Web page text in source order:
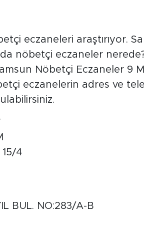
eczaneleri araştırıyor.
nöbetçi eczaneler
Nöbetçi Eczaneler 9
eczanelerin adres ve
15/4
BUL. NO:283/A-B